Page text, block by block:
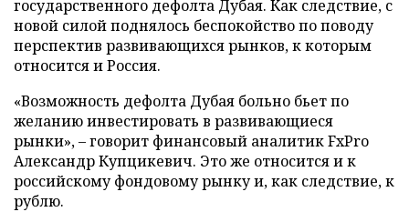
государственного дефолта Дубая. Как следствие, с
новой силой поднялось беспокойство по поводу
перспектив развивающихся рынков, к которым
относится и Россия.
«Возможность дефолта Дубая больно бьет по
желанию инвестировать в развивающиеся
рынки», – говорит финансовый аналитик FxPro
Александр Купцикевич. Это же относится и к
российскому фондовому рынку и, как следствие, к
рублю.